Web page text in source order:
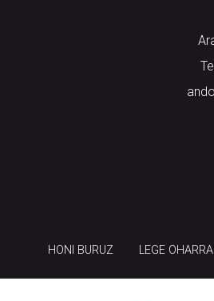
HONI BURUZ LEGE OHARRA